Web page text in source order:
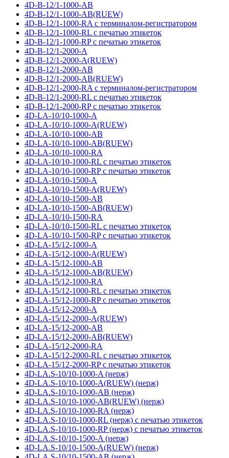
4D-B-12/1-1000-AB
4D-B-12/1-1000-AB(RUEW)
4D-B-12/1-1000-RA с терминалом-регистратором
4D-B-12/1-1000-RL с печатью этикеток
4D-B-12/1-1000-RP с печатью этикеток
4D-B-12/1-2000-A
4D-B-12/1-2000-A(RUEW)
4D-B-12/1-2000-AB
4D-B-12/1-2000-AB(RUEW)
4D-B-12/1-2000-RA с терминалом-регистратором
4D-B-12/1-2000-RL с печатью этикеток
4D-B-12/1-2000-RP с печатью этикеток
4D-LA-10/10-1000-A
4D-LA-10/10-1000-A(RUEW)
4D-LA-10/10-1000-AB
4D-LA-10/10-1000-AB(RUEW)
4D-LA-10/10-1000-RA
4D-LA-10/10-1000-RL с печатью этикеток
4D-LA-10/10-1000-RP с печатью этикеток
4D-LA-10/10-1500-A
4D-LA-10/10-1500-A(RUEW)
4D-LA-10/10-1500-AB
4D-LA-10/10-1500-AB(RUEW)
4D-LA-10/10-1500-RA
4D-LA-10/10-1500-RL с печатью этикеток
4D-LA-10/10-1500-RP с печатью этикеток
4D-LA-15/12-1000-A
4D-LA-15/12-1000-A(RUEW)
4D-LA-15/12-1000-AB
4D-LA-15/12-1000-AB(RUEW)
4D-LA-15/12-1000-RA
4D-LA-15/12-1000-RL с печатью этикеток
4D-LA-15/12-1000-RP с печатью этикеток
4D-LA-15/12-2000-A
4D-LA-15/12-2000-A(RUEW)
4D-LA-15/12-2000-AB
4D-LA-15/12-2000-AB(RUEW)
4D-LA-15/12-2000-RA
4D-LA-15/12-2000-RL с печатью этикеток
4D-LA-15/12-2000-RP с печатью этикеток
4D-LA.S-10/10-1000-A (нерж)
4D-LA.S-10/10-1000-A(RUEW) (нерж)
4D-LA.S-10/10-1000-AB (нерж)
4D-LA.S-10/10-1000-AB(RUEW) (нерж)
4D-LA.S-10/10-1000-RA (нерж)
4D-LA.S-10/10-1000-RL (нерж) с печатью этикеток
4D-LA.S-10/10-1000-RP (нерж) с печатью этикеток
4D-LA.S-10/10-1500-A (нерж)
4D-LA.S-10/10-1500-A(RUEW) (нерж)